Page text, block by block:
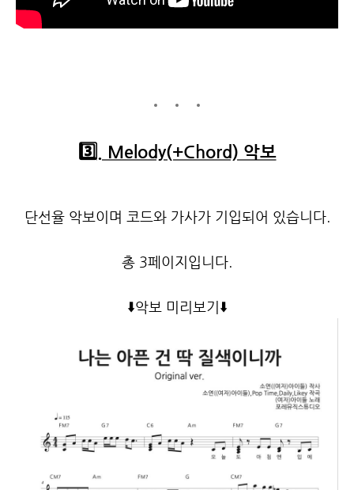
3️⃣ . Melody(+Chord) 악보
단선율 악보이며 코드와 가사가 기입되어 있습니다.
총 3페이지입니다.
⬇️악보 미리보기 ⬇️